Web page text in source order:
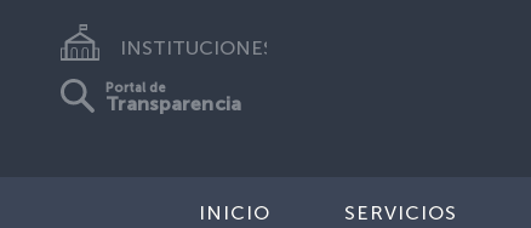
INSTITUCIONES
Portal de
Transparencia
INICIO SERVICIOS